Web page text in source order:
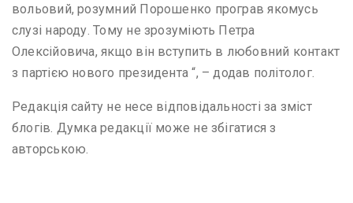
вольовий, розумний Порошенко програв якомусь
слузі народу. Тому не зрозуміють Петра
Олексійовича, якщо він вступить в любовний контакт
з партією нового президента “, – додав політолог.
Редакція сайту не несе відповідальності за зміст
блогів. Думка редакції може не збігатися з
авторською.